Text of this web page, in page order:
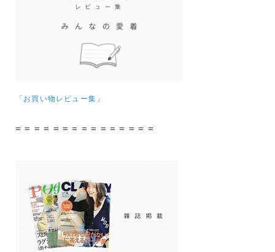
「お買い物レビュー集」
= = = = = = = = = = = = = = =